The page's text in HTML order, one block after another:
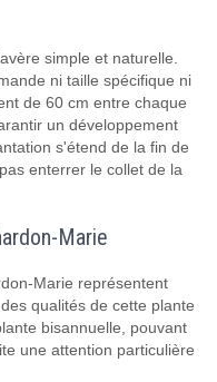
simple et naturelle.
ni taille spécifique ni
de 60 cm entre chaque
un développement
s'étend de la fin de
enterrer le collet de la
Marie
Marie représentent
qualités de cette plante
bisannuelle, pouvant
une attention particulière